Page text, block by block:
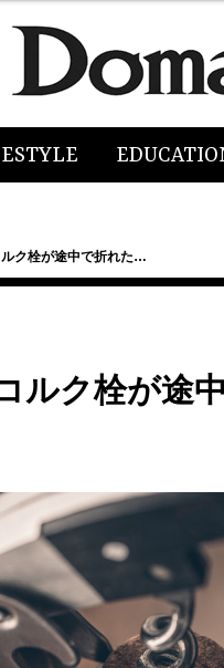
ク栓が途中で折れた…
ルク栓が途